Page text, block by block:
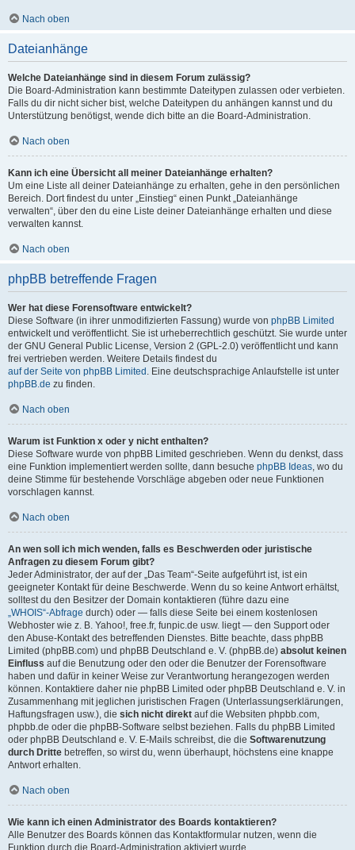
Nach oben
Dateianhänge
Welche Dateianhänge sind in diesem Forum zulässig?
Die Board-Administration kann bestimmte Dateitypen zulassen oder verbieten.
Falls du dir nicht sicher bist, welche Dateitypen du anhängen kannst und du
Unterstützung benötigst, wende dich bitte an die Board-Administration.
Nach oben
Kann ich eine Übersicht all meiner Dateianhänge erhalten?
Um eine Liste all deiner Dateianhänge zu erhalten, gehe in den persönlichen
Bereich. Dort findest du unter „Einstieg“ einen Punkt „Dateianhänge
verwalten“, über den du eine Liste deiner Dateianhänge erhalten und diese
verwalten kannst.
Nach oben
phpBB betreffende Fragen
Wer hat diese Forensoftware entwickelt?
Diese Software (in ihrer unmodifizierten Fassung) wurde von phpBB Limited
entwickelt und veröffentlicht. Sie ist urheberrechtlich geschützt. Sie wurde unter
der GNU General Public License, Version 2 (GPL-2.0) veröffentlicht und kann
frei vertrieben werden. Weitere Details findest du
auf der Seite von phpBB Limited . Eine deutschsprachige Anlaufstelle ist unter
phpBB.de zu finden.
Nach oben
Warum ist Funktion x oder y nicht enthalten?
Diese Software wurde von phpBB Limited geschrieben. Wenn du denkst, dass
eine Funktion implementiert werden sollte, dann besuche phpBB Ideas, wo du
deine Stimme für bestehende Vorschläge abgeben oder neue Funktionen
vorschlagen kannst.
Nach oben
An wen soll ich mich wenden, falls es Beschwerden oder juristische
Anfragen zu diesem Forum gibt?
Jeder Administrator, der auf der „Das Team“-Seite aufgeführt ist, ist ein
geeigneter Kontakt für deine Beschwerde. Wenn du so keine Antwort erhältst,
solltest du den Besitzer der Domain kontaktieren (führe dazu eine
„WHOIS“-Abfrage durch) oder — falls diese Seite bei einem kostenlosen
Webhoster wie z. B. Yahoo!, free.fr, funpic.de usw. liegt — den Support oder
den Abuse-Kontakt des betreffenden Dienstes. Bitte beachte, dass phpBB
Limited (phpBB.com) und phpBB Deutschland e. V. (phpBB.de) absolut keinen
Einfluss auf die Benutzung oder den oder die Benutzer der Forensoftware
haben und dafür in keiner Weise zur Verantwortung herangezogen werden
können. Kontaktiere daher nie phpBB Limited oder phpBB Deutschland e. V. in
Zusammenhang mit jeglichen juristischen Fragen (Unterlassungserklärungen,
Haftungsfragen usw.), die sich nicht direkt auf die Websiten phpbb.com,
phpbb.de oder die phpBB-Software selbst beziehen. Falls du phpBB Limited
oder phpBB Deutschland e. V. E-Mails schreibst, die die Softwarenutzung
durch Dritte betreffen, so wirst du, wenn überhaupt, höchstens eine knappe
Antwort erhalten.
Nach oben
Wie kann ich einen Administrator des Boards kontaktieren?
Alle Benutzer des Boards können das Kontaktformular nutzen, wenn die
Funktion durch die Board-Administration aktiviert wurde.